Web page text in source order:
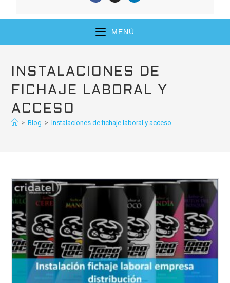
MENÚ
INSTALACIONES DE
FICHAJE LABORAL Y
ACCESO
> Blog > Instalaciones de fichaje laboral y acceso